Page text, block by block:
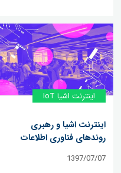
اینترنت اشیا IoT
اینترنت اشیا و رهبری
روندهای فناوری اطلاعات
1397/07/07